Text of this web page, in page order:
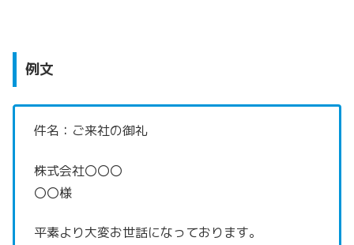
例文
件名：ご来社の御礼
株式会社〇〇〇
〇〇様
平素より大変お世話になっております。